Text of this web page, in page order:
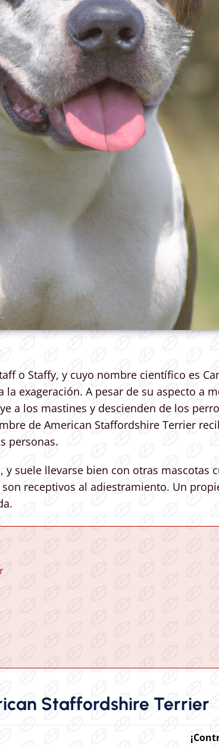
o Staffy, y cuyo nombre científico es
exageración. A pesar de su aspecto a
a los mastines y descienden de los
de American Staffordshire Terrier
personas.
suele llevarse bien con otras mascotas
receptivos al adiestramiento. Un
Staffordshire Terrier